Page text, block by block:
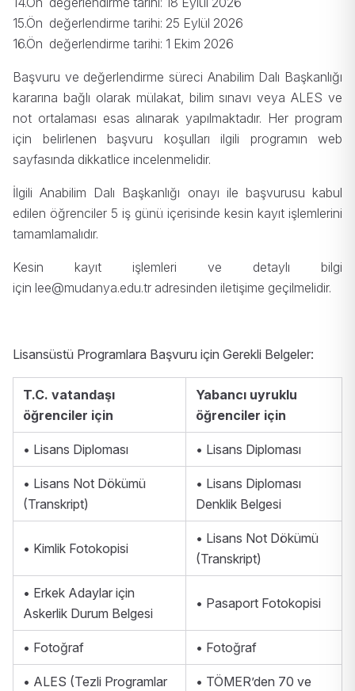
15.Ön değerlendirme tarihi: 25 Eylül 2026
16.Ön değerlendirme tarihi: 1 Ekim 2026
Başvuru ve değerlendirme süreci Anabilim Dalı Başkanlığı
kararına bağlı olarak mülakat, bilim sınavı veya ALES ve
not ortalaması esas alınarak yapılmaktadır. Her program
için belirlenen başvuru koşulları ilgili programın web
sayfasında dikkatlice incelenmelidir.
İlgili Anabilim Dalı Başkanlığı onayı ile başvurusu kabul
edilen öğrenciler 5 iş günü içerisinde kesin kayıt işlemlerini
tamamlamalıdır.
Kesin kayıt işlemleri ve detaylı bilgi
için lee@mudanya.edu.tr adresinden iletişime geçilmelidir.
Lisansüstü Programlara Başvuru için Gerekli Belgeler:
T.C. vatandaşı
öğrenciler için
Yabancı uyruklu
öğrenciler için
• Lisans Diploması • Lisans Diploması
• Lisans Not Dökümü
(Transkript)
• Lisans Diploması
Denklik Belgesi
• Kimlik Fotokopisi
• Lisans Not Dökümü
(Transkript)
• Erkek Adaylar için
Askerlik Durum Belgesi
• Pasaport Fotokopisi
• Fotoğraf • Fotoğraf
• ALES (Tezli Programlar
• TÖMER’den 70 ve